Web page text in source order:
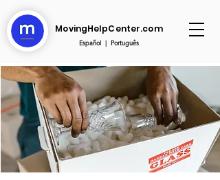
MovingHelpCenter.com
Español| Português